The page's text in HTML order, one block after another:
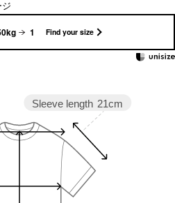
1 Find your size
Sleeve length 21cm